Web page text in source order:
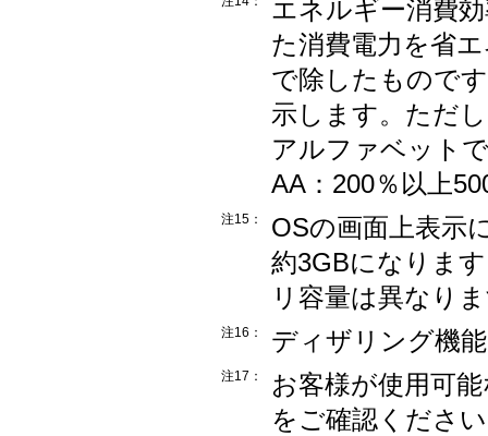
エネルギー消費
た消費電力を省
で除したもので
示します。ただ
アルファベット
AA：200％以上
注15：
OSの画面上表示
約3GBになりま
リ容量は異なり
注16： ディザリング機
注17：
お客様が使用可
をご確認くださ